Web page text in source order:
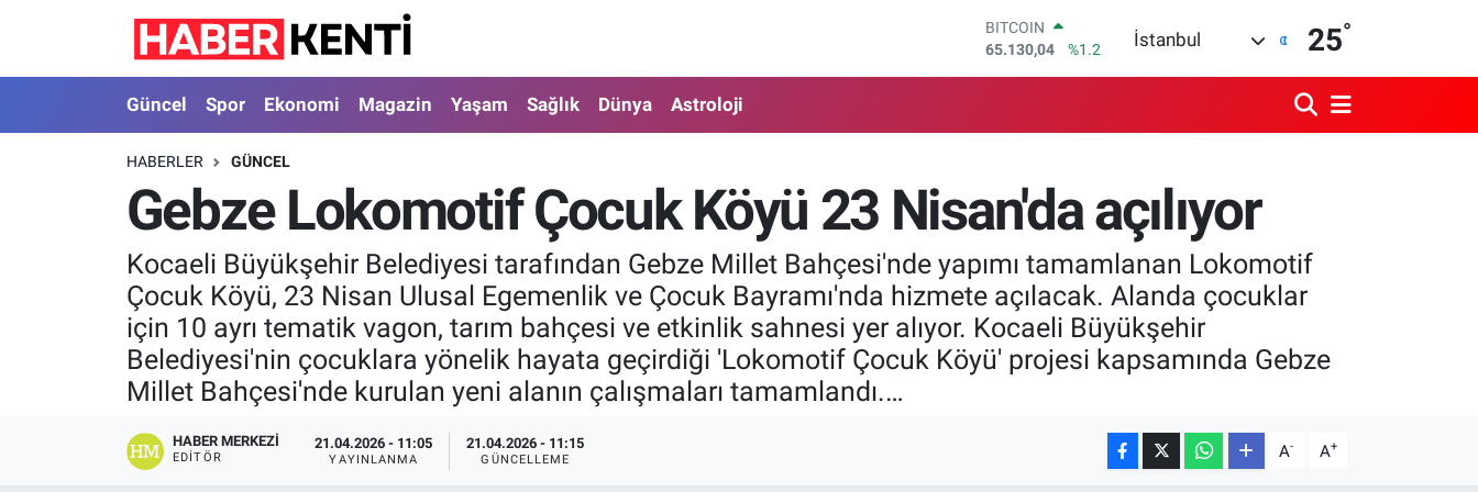
DOLAR
47,7436
%0.18
64,4811
%0.38
BİST100
13.773
%-19
İstanbul 25°
Güncel Spor Ekonomi Magazin Yaşam Sağlık Dünya Astroloji
HABERLER GÜNCEL
Gebze Lokomotif Çocuk Köyü 23 Nisan'da açılıyor
Kocaeli Büyükşehir Belediyesi tarafından Gebze Millet Bahçesi'nde yapımı tamamlanan Lokomotif
Çocuk Köyü, 23 Nisan Ulusal Egemenlik ve Çocuk Bayramı'nda hizmete açılacak. Alanda çocuklar
için 10 ayrı tematik vagon, tarım bahçesi ve etkinlik sahnesi yer alıyor. Kocaeli Büyükşehir
Belediyesi'nin çocuklara yönelik hayata geçirdiği 'Lokomotif Çocuk Köyü' projesi kapsamında Gebze
Millet Bahçesi'nde kurulan yeni alanın çalışmaları tamamlandı.…
HABER MERKEZI
EDITÖR
21.04.2026 - 11:05
YAYINLANMA
21.04.2026 - 11:15
GÜNCELLEME A- A+
Güncel
Spor
Ekonomi
Magazin
Nöbetçi Eczaneler
Hava Durumu
İstanbul Namaz Vakitleri
Trafik Durumu
Süper Lig Puan Durumu ve Fikstür
Tüm Manşetler
Haber Arşivi